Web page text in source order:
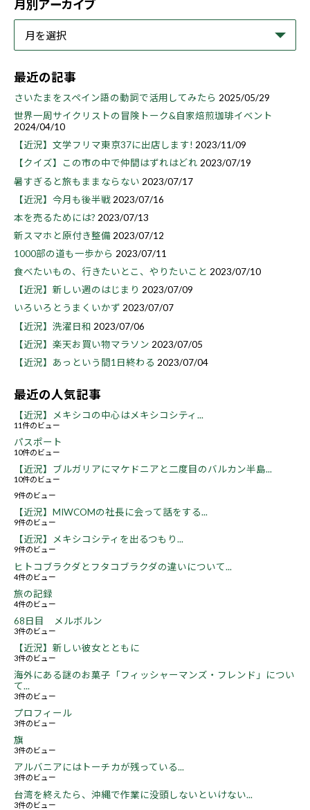
月別アーカイブ
最近の記事
さいたまをスペイン語の動詞で活用してみたら 2025/05/29
世界一周サイクリストの冒険トーク&自家焙煎珈琲イベント
2024/04/10
【近況】文学フリマ東京37に出店します! 2023/11/09
【クイズ】この市の中で仲間はずれはどれ 2023/07/19
暑すぎると旅もままならない 2023/07/17
【近況】今月も後半戦 2023/07/16
本を売るためには? 2023/07/13
新スマホと原付き整備 2023/07/12
1000部の道も一歩から 2023/07/11
食べたいもの、行きたいとこ、やりたいこと 2023/07/10
【近況】新しい週のはじまり 2023/07/09
いろいろとうまくいかず 2023/07/07
【近況】洗濯日和 2023/07/06
【近況】楽天お買い物マラソン 2023/07/05
【近況】あっという間1日終わる 2023/07/04
最近の人気記事
【近況】メキシコの中心はメキシコシティ...
11件のビュー
パスポート
10件のビュー
【近況】ブルガリアにマケドニアと二度目のバルカン半島...
10件のビュー
9件のビュー
【近況】MIWCOMの社長に会って話をする...
9件のビュー
【近況】メキシコシティを出るつもり...
9件のビュー
ヒトコブラクダとフタコブラクダの違いについて...
4件のビュー
旅の記録
4件のビュー
68日目 メルボルン
3件のビュー
【近況】新しい彼女とともに
3件のビュー
海外にある謎のお菓子「フィッシャーマンズ・フレンド」につい
て...
3件のビュー
プロフィール
3件のビュー
旗
3件のビュー
アルバニアにはトーチカが残っている...
3件のビュー
台湾を終えたら、沖縄で作業に没頭しないといけない...
3件のビュー